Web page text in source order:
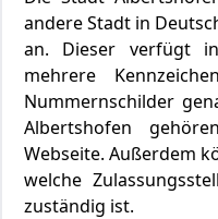
andere Stadt in
an. Dieser verfügt
mehrere
Nummernschilder
Albertshofen
Webseite. Außerdem
welche
zuständig ist.